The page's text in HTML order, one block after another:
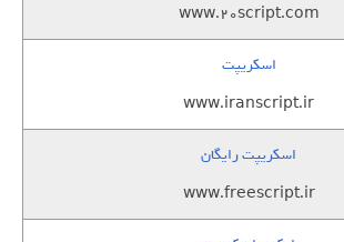
www.20script.com
اسکریپت
www.iranscript.ir
اسکریپت رایگان
www.freescript.ir